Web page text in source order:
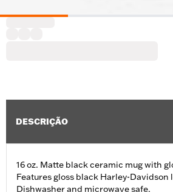
DESCRIÇÃO
16 oz. Matte black ceramic mug with
Features gloss black Harley-Davidson
Dishwasher and microwave safe.